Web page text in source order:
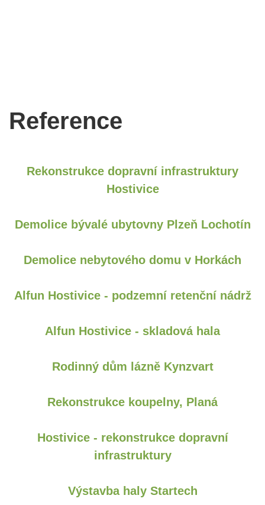
Reference
Rekonstrukce dopravní infrastruktury
Hostivice
Demolice bývalé ubytovny Plzeň Lochotín
Demolice nebytového domu v Horkách
Alfun Hostivice - podzemní retenční nádrž
Alfun Hostivice - skladová hala
Rodinný dům lázně Kynzvart
Rekonstrukce koupelny, Planá
Hostivice - rekonstrukce dopravní
infrastruktury
Výstavba haly Startech